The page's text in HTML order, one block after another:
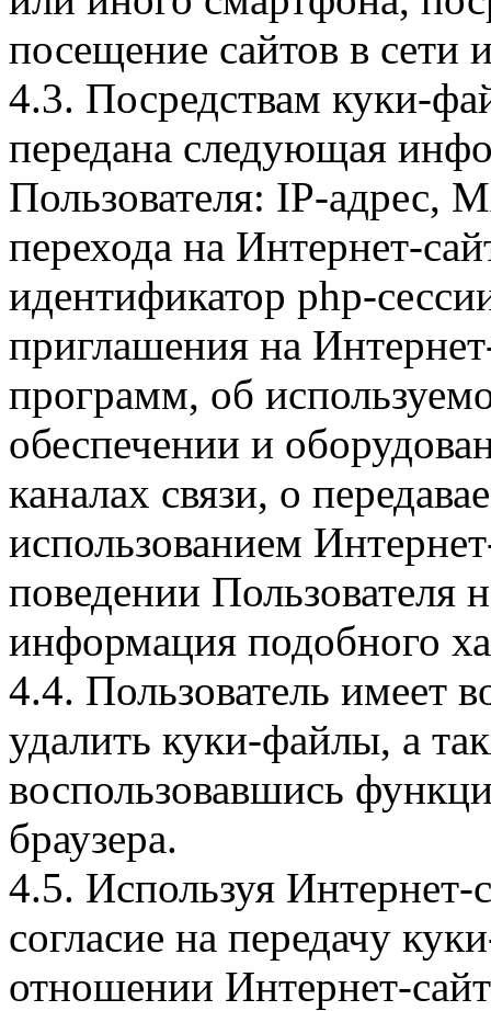
посещение сайтов в сети
4.3. Посредствам куки-
передана следующая
Пользователя: IP-адрес,
перехода на Интернет-
идентификатор php-
приглашения на
программ, об
обеспечении и
каналах связи, о
использованием
поведении Пользователя
информация подобного
4.4. Пользователь имеет
удалить куки-файлы, а
воспользовавшись
браузера.
4.5. Используя Интернет-
согласие на передачу
отношении Интернет-